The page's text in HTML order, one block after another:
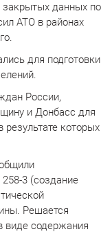
данных по
АТО в районах
для подготовки
России,
и Донбасс для
которых
3 (создание
Решается
виде содержания